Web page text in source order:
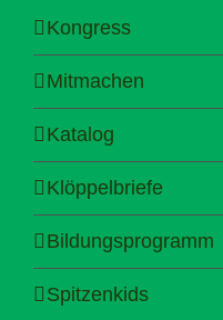
Kongress
Mitmachen
Katalog
Klöppelbriefe
Bildungsprogramm
Spitzenkids